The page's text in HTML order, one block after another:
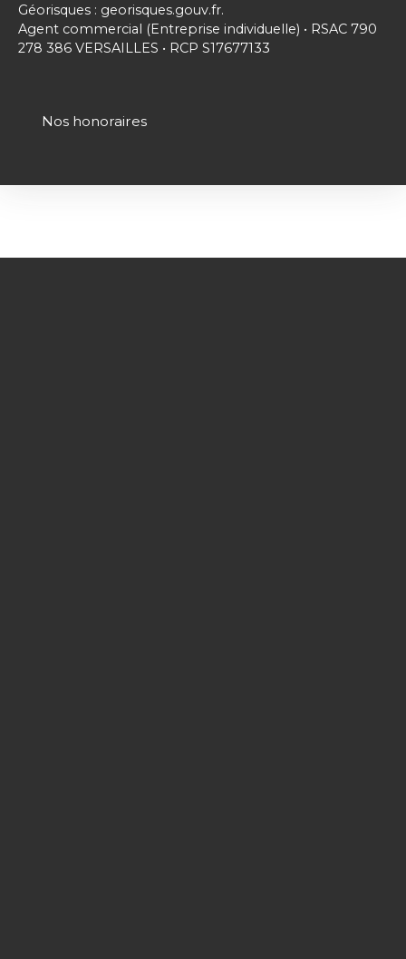
Géorisques : georisques.gouv.fr.
Agent commercial (Entreprise individuelle) • RSAC 790
278 386 VERSAILLES • RCP S17677133
Nos honoraires